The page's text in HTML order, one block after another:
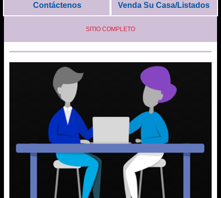
Contáctenos Venda Su Casa/Listados
SITIO COMPLETO